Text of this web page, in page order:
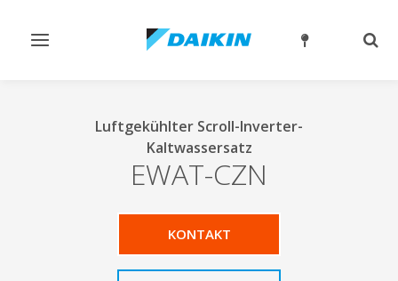
Navigation
Luftgekühlter Scroll-Inverter-
Kaltwassersatz
EWAT-CZN
KONTAKT